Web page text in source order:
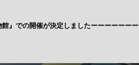
』での開催が決定しましたーーーーーーー